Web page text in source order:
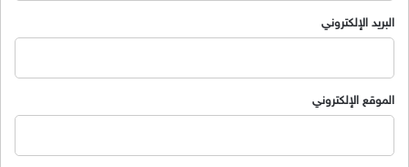
البريد الإلكتروني
الموقع الإلكتروني